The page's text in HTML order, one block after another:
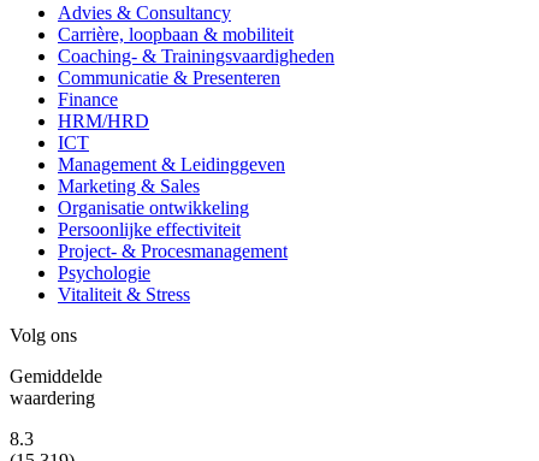
Advies & Consultancy
Carrière, loopbaan & mobiliteit
Coaching- & Trainingsvaardigheden
Communicatie & Presenteren
Finance
HRM/HRD
ICT
Management & Leidinggeven
Marketing & Sales
Organisatie ontwikkeling
Persoonlijke effectiviteit
Project- & Procesmanagement
Psychologie
Vitaliteit & Stress
Volg ons
Gemiddelde
waardering
8.3